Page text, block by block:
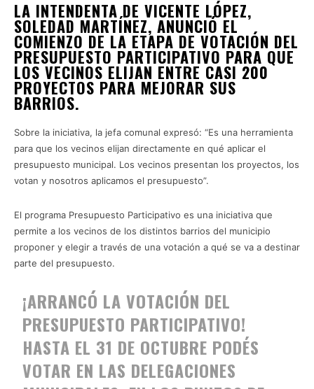
LA INTENDENTA DE VICENTE LÓPEZ,
SOLEDAD MARTÍNEZ, ANUNCIÓ EL
COMIENZO DE LA ETAPA DE VOTACIÓN DEL
PRESUPUESTO PARTICIPATIVO PARA QUE
LOS VECINOS ELIJAN ENTRE CASI 200
PROYECTOS PARA MEJORAR SUS
BARRIOS.
Sobre la iniciativa, la jefa comunal expresó: “Es una herramienta
para que los vecinos elijan directamente en qué aplicar el
presupuesto municipal. Los vecinos presentan los proyectos, los
votan y nosotros aplicamos el presupuesto”.
El programa Presupuesto Participativo es una iniciativa que
permite a los vecinos de los distintos barrios del municipio
proponer y elegir a través de una votación a qué se va a destinar
parte del presupuesto.
¡ARRANCÓ LA VOTACIÓN DEL
PRESUPUESTO PARTICIPATIVO!
HASTA EL 31 DE OCTUBRE PODÉS
VOTAR EN LAS DELEGACIONES